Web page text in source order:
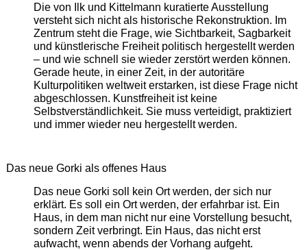
Die von Ilk und Kittelmann kuratierte Ausstellung
versteht sich nicht als historische Rekonstruktion. Im
Zentrum steht die Frage, wie Sichtbarkeit, Sagbarkeit
und künstlerische Freiheit politisch hergestellt werden
– und wie schnell sie wieder zerstört werden können.
Gerade heute, in einer Zeit, in der autoritäre
Kulturpolitiken weltweit erstarken, ist diese Frage nicht
abgeschlossen. Kunstfreiheit ist keine
Selbstverständlichkeit. Sie muss verteidigt, praktiziert
und immer wieder neu hergestellt werden.
Das neue Gorki als offenes Haus
Das neue Gorki soll kein Ort werden, der sich nur
erklärt. Es soll ein Ort werden, der erfahrbar ist. Ein
Haus, in dem man nicht nur eine Vorstellung besucht,
sondern Zeit verbringt. Ein Haus, das nicht erst
aufwacht, wenn abends der Vorhang aufgeht.